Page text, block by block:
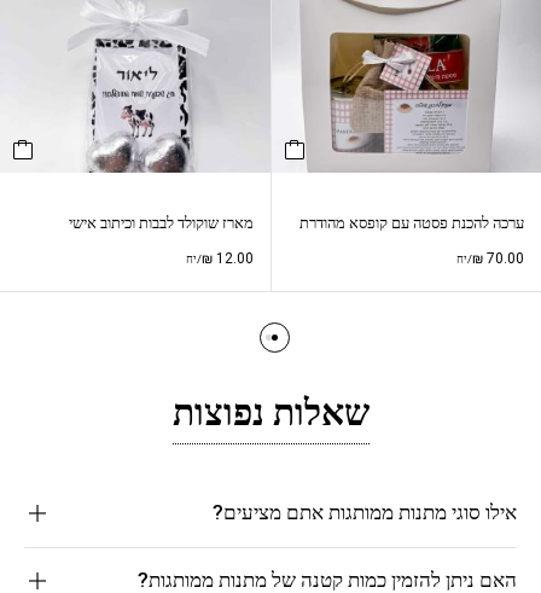
ערכה להכנת פסטה עם קופסא מהודרת
₪ 70.00 /יח
מארז שוקולד לבבות וכיתוב אישי
₪12.00 /יח
שאלות נפוצות
אילו סוגי מתנות ממותגות אתם מציעים?
האם ניתן להזמין כמות קטנה של מתנות ממותגות?